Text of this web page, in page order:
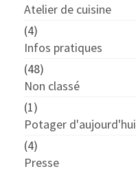
Atelier de cuisine
(4)
Infos pratiques
(48)
Non classé
(1)
Potager d'aujourd'hui
(4)
Presse